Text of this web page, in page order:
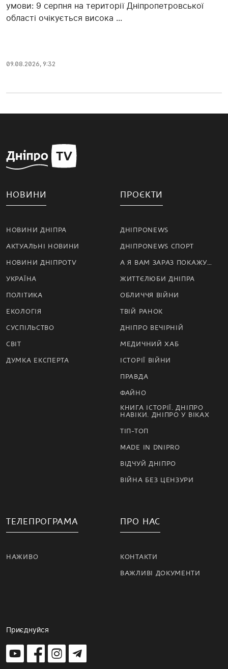
умови: 9 серпня на території Дніпропетровської
області очікується висока ...
09.08.2026, 9:32
НОВИНИ
НОВИНИ ДНІПРА
АКТУАЛЬНІ НОВИНИ
НОВИНИ ДНІПРОTV
УКРАЇНА
ПОЛІТИКА
ЕКОЛОГІЯ
СУСПІЛЬСТВО
СВІТ
ДУМКА ЕКСПЕРТА
ПРОЄКТИ
ДНІПРОNEWS
ДНІПРОNEWS СПОРТ
А Я ВАМ ЗАРАЗ ПОКАЖУ…
ЖИТТЄЛЮБИ ДНІПРА
ОБЛИЧЧЯ ВІЙНИ
ТВІЙ РАНОК
ДНІПРО ВЕЧІРНІЙ
МЕДИЧНИЙ ХАБ
ІСТОРІЇ ВІЙНИ
ПРАВДА
ФАЙНО
КНИГА ІСТОРІЇ. ДНІПРО
НАВІКИ. ДНІПРО У ВІКАХ
ТІП-ТОП
MADE IN DNIPRO
ВІДЧУЙ ДНІПРО
ВІЙНА БЕЗ ЦЕНЗУРИ
ТЕЛЕПРОГРАМА
НАЖИВО
ПРО НАС
КОНТАКТИ
ВАЖЛИВІ ДОКУМЕНТИ
Приєднуйся